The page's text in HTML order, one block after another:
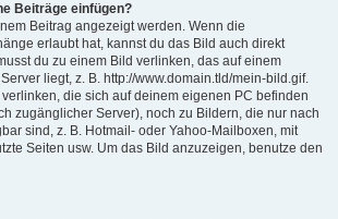
Beiträge einfügen?
Beitrag angezeigt werden. Wenn die
erlaubt hat, kannst du das Bild auch direkt
du zu einem Bild verlinken, das auf einem
liegt, z. B. http://www.domain.tld/mein-bild.gif.
die sich auf deinem eigenen PC befinden
zugänglicher Server), noch zu Bildern, die nur nach
sind, z. B. Hotmail- oder Yahoo-Mailboxen, mit
Seiten usw. Um das Bild anzuzeigen, benutze den